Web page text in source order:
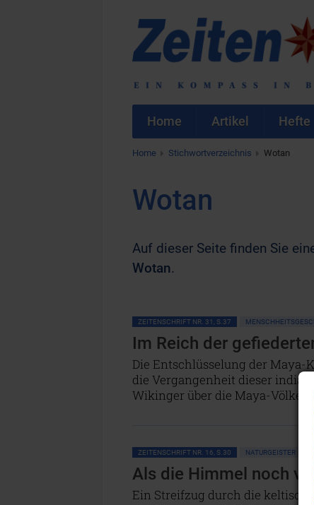
Home Artikel Hefte
Home Stichwortverzeichnis Wotan
Wotan
Auf dieser Seite finden Sie
Wotan.
ZEITENSCHRIFT NR. 31, S.37
Im Reich der
Die Entschlüsselung der
die Vergangenheit dieser
Wikinger über die Maya-Völker.
ZEITENSCHRIFT NR. 16, S.30 NATURGEISTER
Als die Himmel noch
Ein Streifzug durch die